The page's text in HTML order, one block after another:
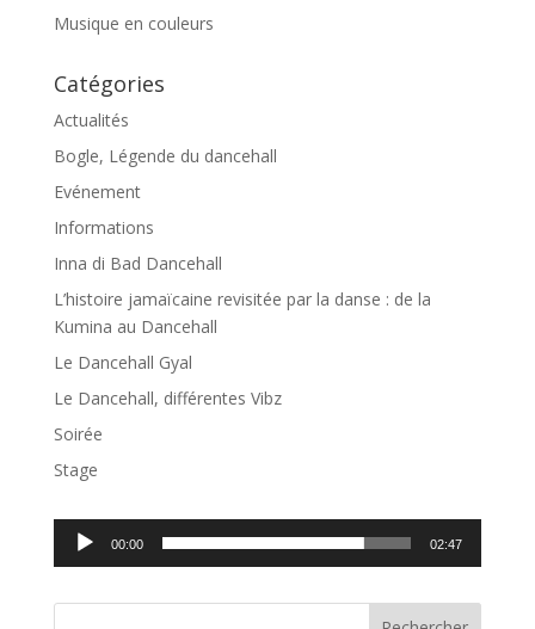
Musique en couleurs
Catégories
Actualités
Bogle, Légende du dancehall
Evénement
Informations
Inna di Bad Dancehall
L’histoire jamaïcaine revisitée par la danse : de la
Kumina au Dancehall
Le Dancehall Gyal
Le Dancehall, différentes Vibz
Soirée
Stage
Lecteur
audio
00:00 02:47